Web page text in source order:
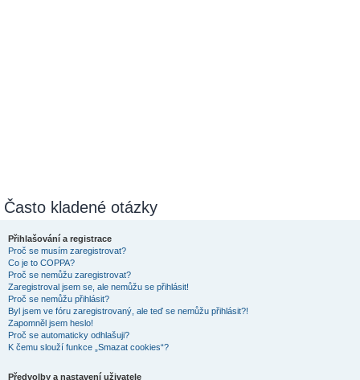
Často kladené otázky
Přihlašování a registrace
Proč se musím zaregistrovat?
Co je to COPPA?
Proč se nemůžu zaregistrovat?
Zaregistroval jsem se, ale nemůžu se přihlásit!
Proč se nemůžu přihlásit?
Byl jsem ve fóru zaregistrovaný, ale teď se nemůžu přihlásit?!
Zapomněl jsem heslo!
Proč se automaticky odhlašuji?
K čemu slouží funkce „Smazat cookies“?
Předvolby a nastavení uživatele